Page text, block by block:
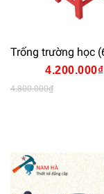
4.200.000₫
4.800.000₫